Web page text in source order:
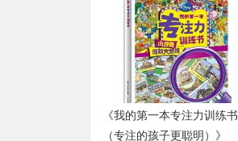
《我的第一本专注力训练书
（专注的孩子更聪明）》